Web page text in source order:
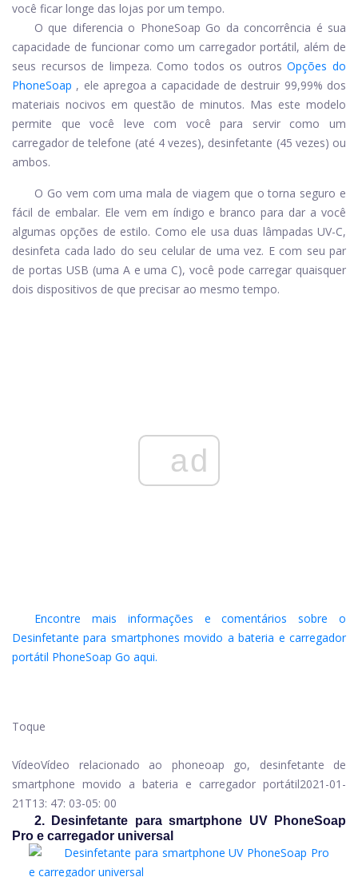
você ficar longe das lojas por um tempo.
O que diferencia o PhoneSoap Go da concorrência é sua
capacidade de funcionar como um carregador portátil, além de
seus recursos de limpeza. Como todos os outrosOpções do
PhoneSoap , ele apregoa a capacidade de destruir 99,99% dos
materiais nocivos em questão de minutos. Mas este modelo
permite que você leve com você para servir como um
carregador de telefone (até 4 vezes), desinfetante (45 vezes) ou
ambos.
O Go vem com uma mala de viagem que o torna seguro e
fácil de embalar. Ele vem em índigo e branco para dar a você
algumas opções de estilo. Como ele usa duas lâmpadas UV-C,
desinfeta cada lado do seu celular de uma vez. E com seu par
de portas USB (uma A e uma C), você pode carregar quaisquer
dois dispositivos de que precisar ao mesmo tempo.
ad
Encontre mais informações e comentários sobre o
Desinfetante para smartphones movido a bateria e carregador
portátil PhoneSoap Go aqui.
Toque
VídeoVídeo relacionado ao phoneoap go, desinfetante de
smartphone movido a bateria e carregador portátil2021-01-
21T13: 47: 03-05: 00
2. Desinfetante para smartphone UV PhoneSoap
Pro e carregador universal